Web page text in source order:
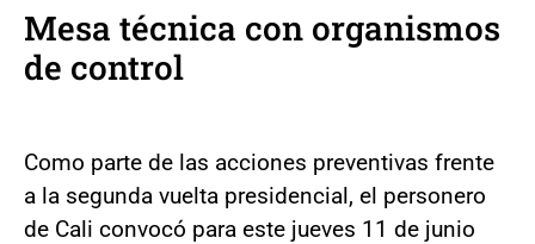
Mesa técnica con organismos
de control
Como parte de las acciones preventivas frente
a la segunda vuelta presidencial, el personero
de Cali convocó para este jueves 11 de junio